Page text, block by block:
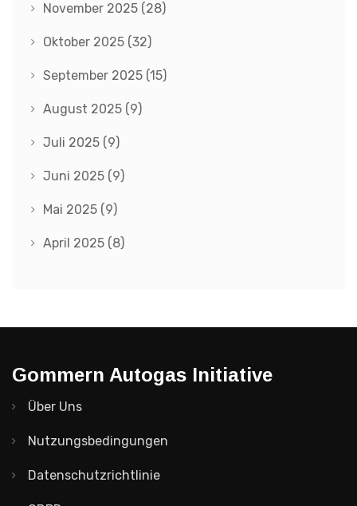
November 2025 (28)
Oktober 2025 (32)
September 2025 (15)
August 2025 (9)
Juli 2025 (9)
Juni 2025 (9)
Mai 2025 (9)
April 2025 (8)
Gommern Autogas Initiative
Über Uns
Nutzungsbedingungen
Datenschutzrichtlinie